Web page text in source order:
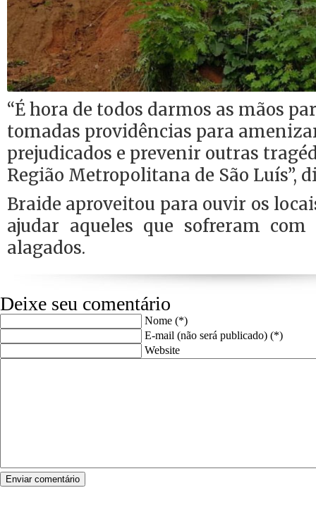
“É hora de todos darmos as mãos
tomadas providências para
prejudicados e prevenir outras
Região Metropolitana de São Luís”,
Braide aproveitou para ouvir os
ajudar aqueles que sofreram com
alagados.
Deixe seu comentário
Nome (*)
E-mail (não será publicado) (*)
Website